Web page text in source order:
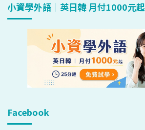
小資學外語｜英日韓 月付1000元起
Facebook